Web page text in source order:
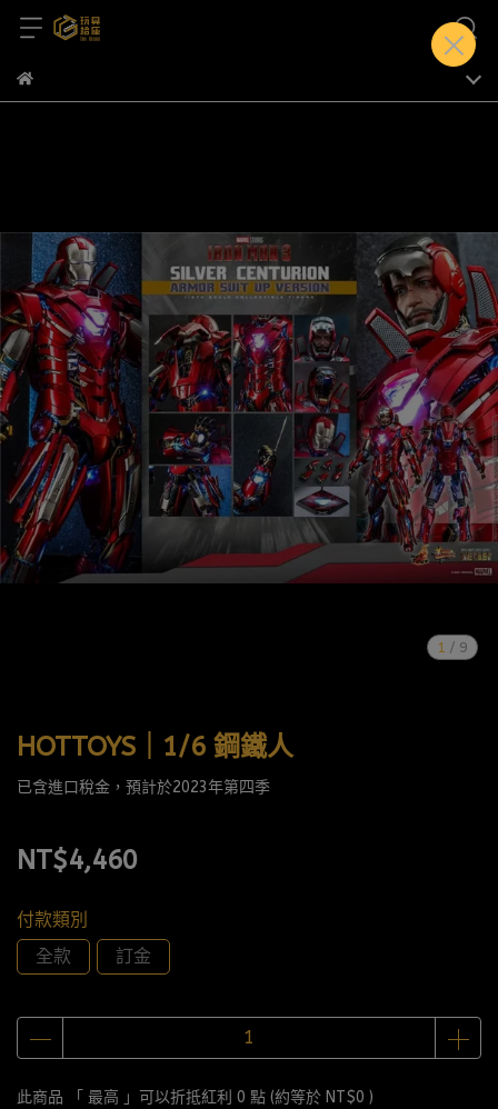
1 / 9
HOTTOYS｜1/6 鋼鐵人
已含進口稅金，預計於2023年第四季
NT$4,460
付款類別
全款
訂金
此商品 「 最高 」可以折抵紅利 0 點 (約等於 NT$0 )